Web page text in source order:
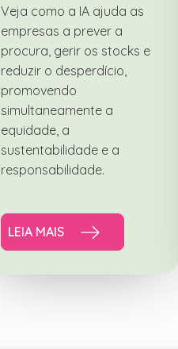
Veja como a IA ajuda as
empresas a prever a
procura, gerir os stocks e
reduzir o desperdício,
promovendo
simultaneamente a
equidade, a
sustentabilidade e a
responsabilidade.
LEIA MAIS